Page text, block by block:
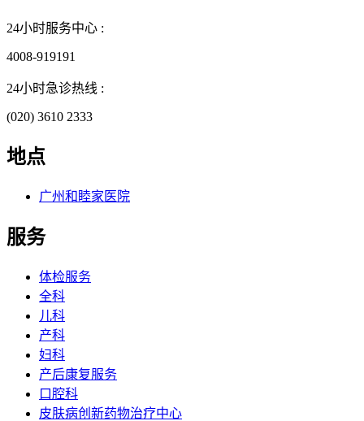
24小时服务中心 :
4008-919191
24小时急诊热线 :
(020) 3610 2333
地点
广州和睦家医院
服务
体检服务
全科
儿科
产科
妇科
产后康复服务
口腔科
皮肤病创新药物治疗中心